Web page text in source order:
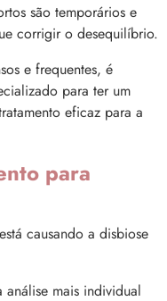
são temporários e
corrigir o desequilíbrio.
e frequentes, é
para ter um
eficaz para a
para
causando a disbiose
mais individual